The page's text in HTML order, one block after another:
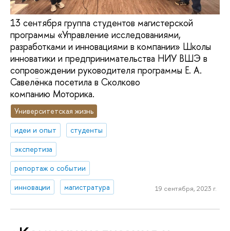
13 сентября группа студентов магистерской
программы «Управление исследованиями,
разработками и инновациями в компании» Школы
инноватики и предпринимательства НИУ ВШЭ в
сопровождении руководителя программы Е. А.
Савелёнка посетила в Сколково
компанию Моторика.
Университетская жизнь
идеи и опыт
студенты
экспертиза
репортаж о событии
инновации
магистратура 19 сентября, 2023 г.